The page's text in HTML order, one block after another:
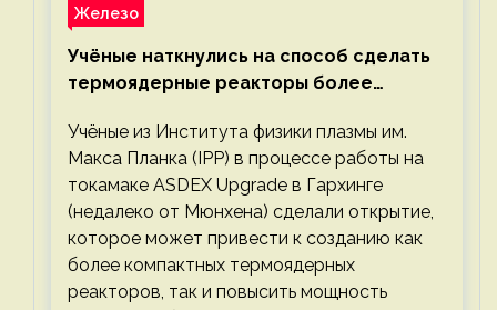
Железо
Учёные наткнулись на способ сделать
термоядерные реакторы более
Учёные из Института физики плазмы им.
Макса Планка (IPP) в процессе работы на
токамаке ASDEX Upgrade в Гархинге
(недалеко от Мюнхена) сделали открытие,
которое может привести к созданию как
более компактных термоядерных
реакторов, так и повысить мощность